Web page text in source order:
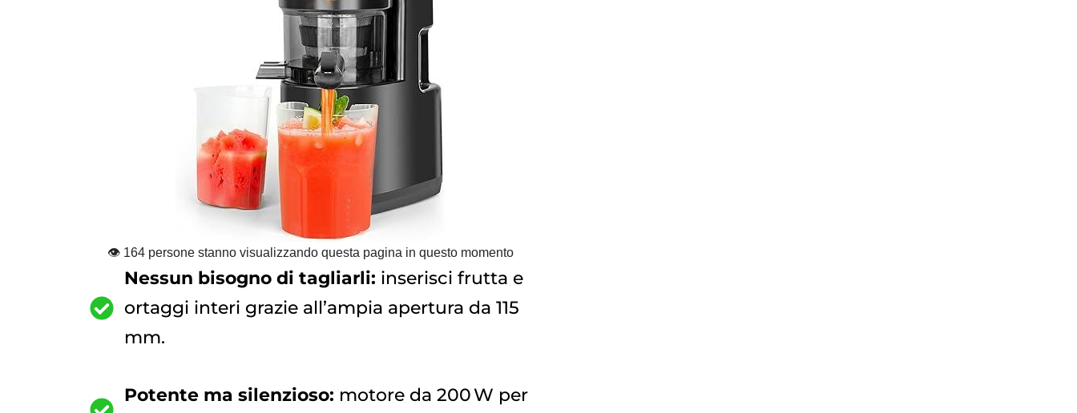
👁 163persone stanno visualizzando questa pagina in questo momento
Nessun bisogno di tagliarli: inserisci frutta e
ortaggi interi grazie all’ampia apertura da 115
mm.
Potente ma silenzioso: motore da 200 W per